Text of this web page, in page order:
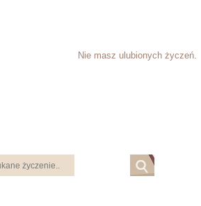
Nie masz ulubionych życzeń.